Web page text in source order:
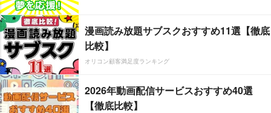
漫画読み放題サブスクおすすめ11選【徹底
比較】
オリコン顧客満足度ランキング
2026年動画配信サービスおすすめ40選
【徹底比較】